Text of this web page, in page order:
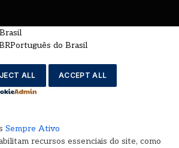
Português do Brasil
ALL ACCEPT ALL
Sempre Ativo
recursos essenciais do site, como